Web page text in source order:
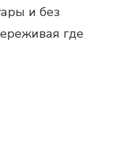
и без
где